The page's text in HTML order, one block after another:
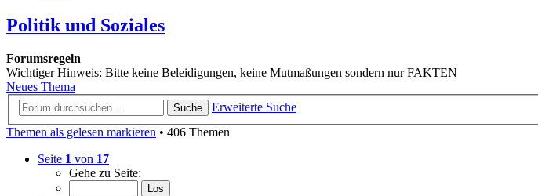
Politik und Soziales
Forumsregeln
Wichtiger Hinweis: Bitte keine Beleidigungen, keine Mutmaßungen sondern nur FAKTEN
Neues Thema
Suche
Erweiterte Suche
Themen als gelesen markieren • 406 Themen
Seite 1 von 17
Gehe zu Seite: